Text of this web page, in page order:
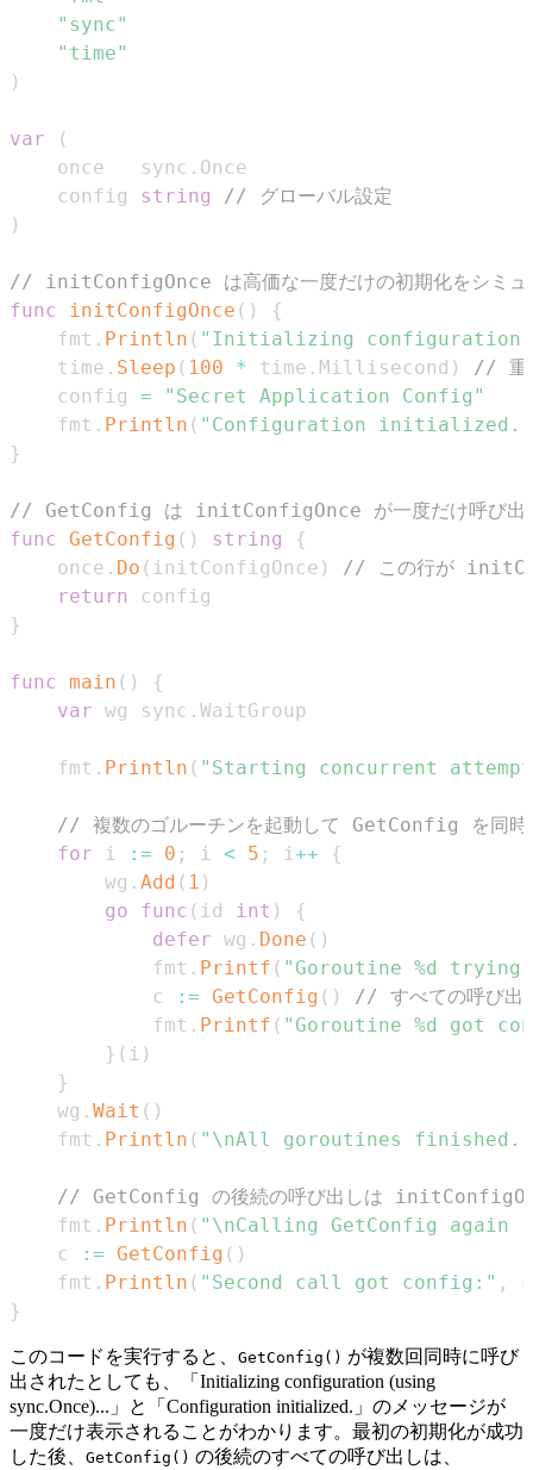
"sync"
"time"
)
var
(
	once   sync
.
	config
string
// グローバル設定
)
// initConfigOnce は高価な一度だけの初期化をシミュ
func
initConfigOnce ( )
{
	fmt
. Println ( "Initializing configuration
	time
. Sleep ( 100 * time . Millisecond )
// 重
	config
=
"Secret Application Config"
	fmt
. Println ( "Configuration initialized."
}
// GetConfig は initConfigOnce が一度だけ呼び出さ
func GetConfig ( ) string
{
	once
. Do ( initConfigOnce )
// この行が
return
}
func main ( )
{
var wg sync .
	fmt
. Println ( "Starting concurrent
// 複数のゴルーチンを起動して GetConfig を同時
for i := 0 ; i < 5 ; i++
{
		wg
. Add ( 1 )
go
func ( id int )
{
defer wg . Done ( )
			fmt
. Printf ( "Goroutine %d
			c
:= GetConfig ( )
// すべての呼び出
			fmt
. Printf ( "Goroutine %d got
} ( i )
}
	wg
. Wait ( )
	fmt
. Println ( "\nAll goroutines finished.
// GetConfig の後続の呼び出しは
	fmt
. Println ( "\nCalling GetConfig
	c
:= GetConfig ( )
	fmt
. Println ( "Second call got config:" ,
}
このコードを実行すると、 GetConfig() が複数回同時に呼び
出されたとしても、「Initializing configuration (using
sync.Once)...」と「Configuration initialized.」のメッセージが
一度だけ表示されることがわかります。最初の初期化が成功
した後、 GetConfig() の後続のすべての呼び出しは、